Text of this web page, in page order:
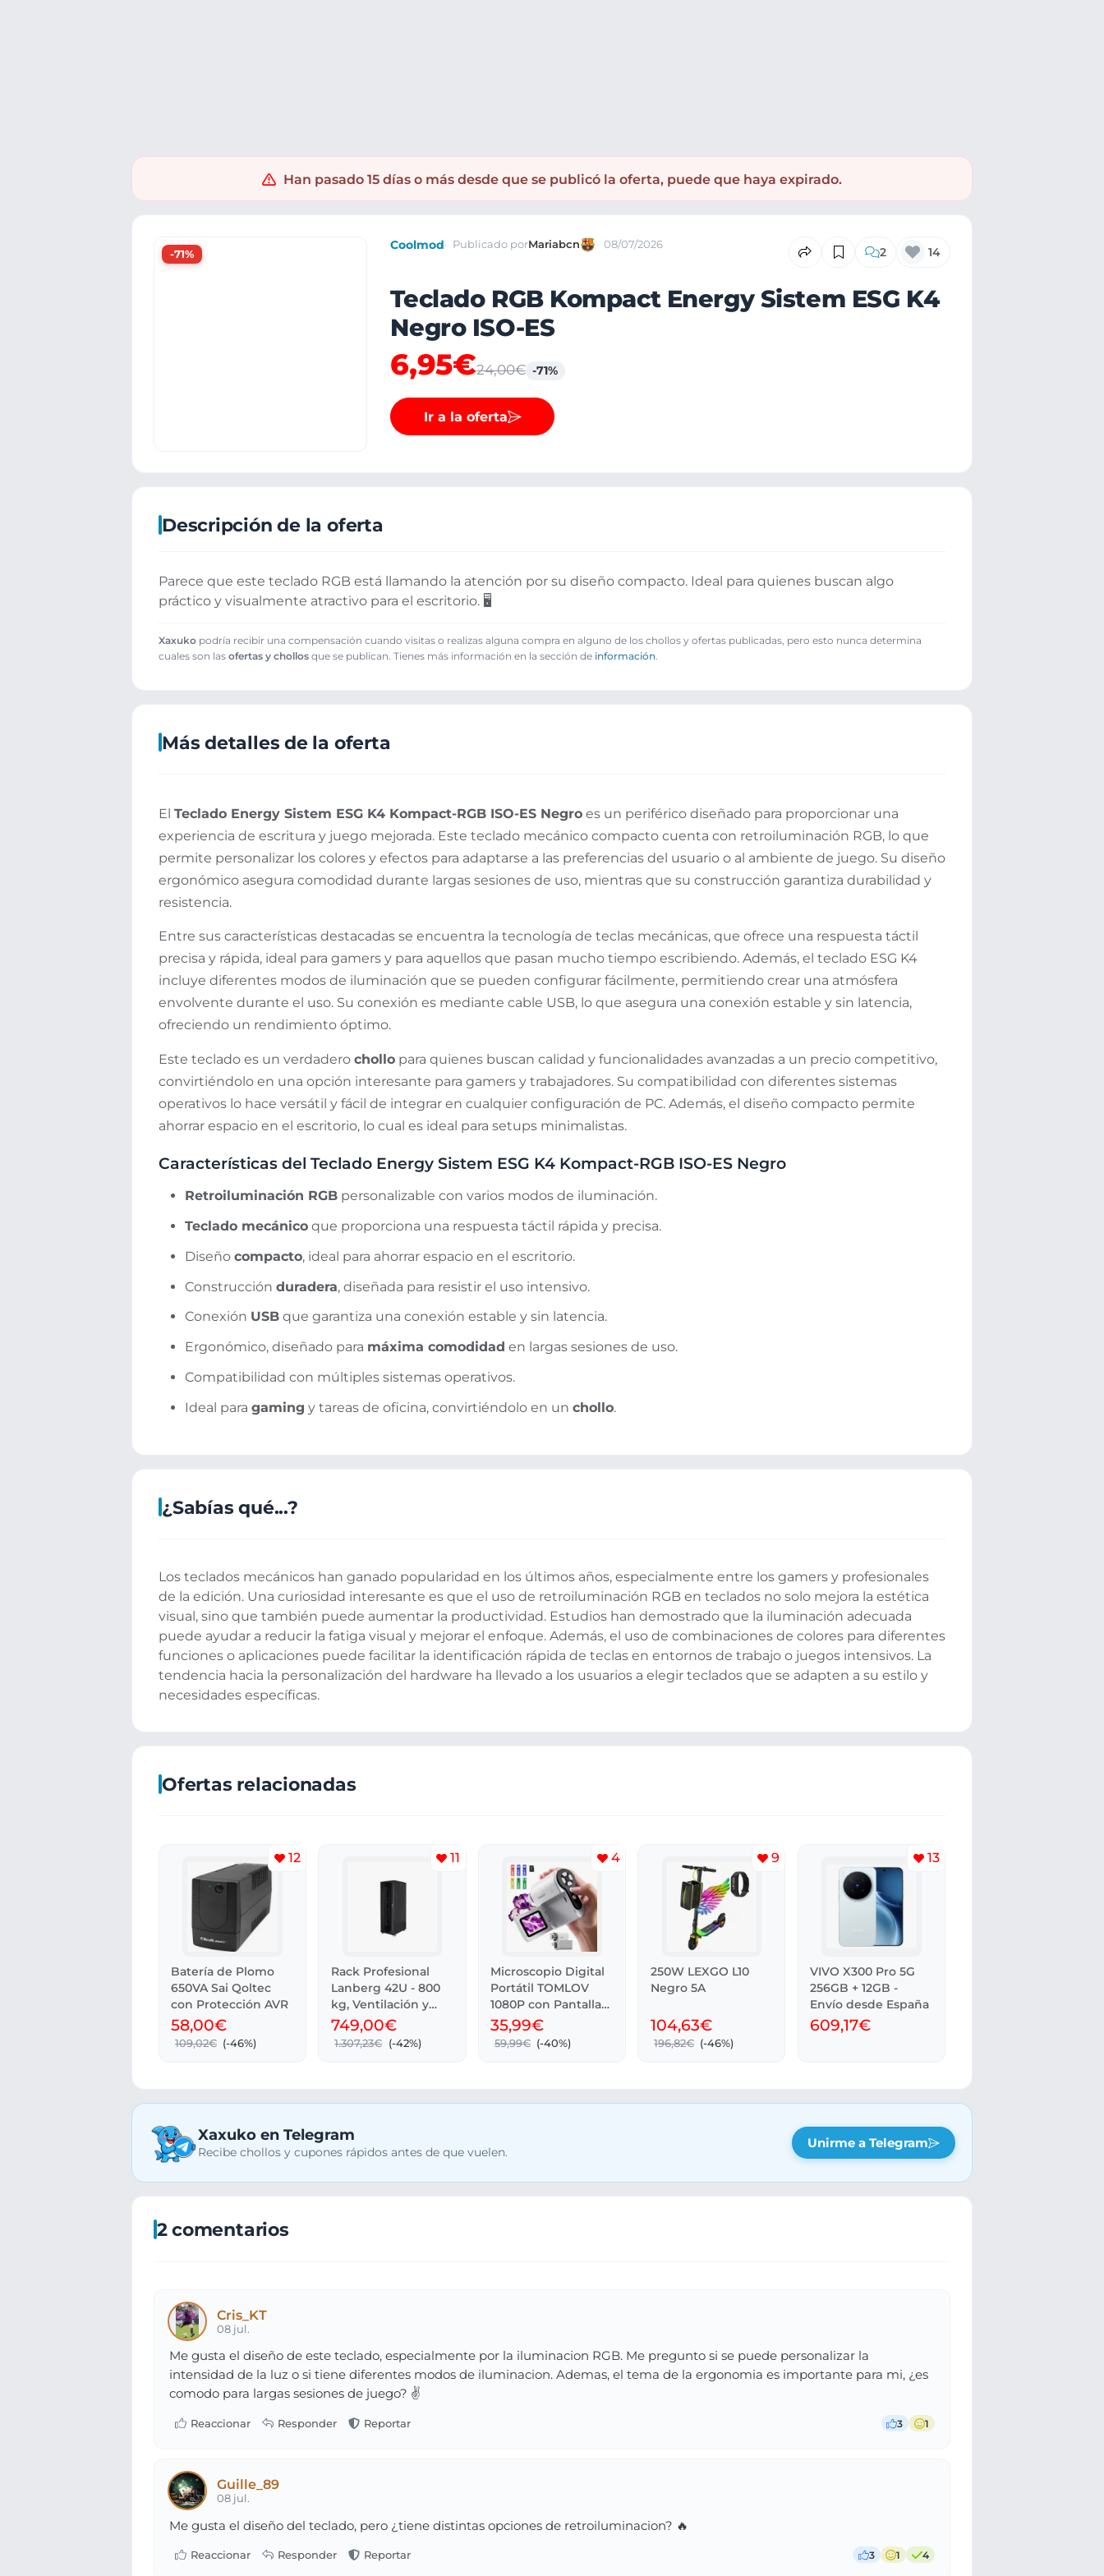
Han pasado 15 días o más desde que se publicó la oferta, puede que haya expirado.
-71%
Coolmod Publicado porMariabcn 08/07/2026 2 14
Teclado RGB Kompact Energy Sistem ESG K4
Negro ISO-ES
6,95€24,00€ -71%
Ir a la oferta
Descripción de la oferta
Parece que este teclado RGB está llamando la atención por su diseño compacto. Ideal para quienes buscan algo
práctico y visualmente atractivo para el escritorio. 🖥️
Xaxuko podría recibir una compensación cuando visitas o realizas alguna compra en alguno de los chollos y ofertas publicadas, pero esto nunca determina
cuales son las ofertas y chollos que se publican. Tienes más información en la sección de información
Más detalles de la oferta
El Teclado Energy Sistem ESG K4 Kompact-RGB ISO-ES Negro es un periférico diseñado para proporcionar una
experiencia de escritura y juego mejorada. Este teclado mecánico compacto cuenta con retroiluminación RGB, lo que
permite personalizar los colores y efectos para adaptarse a las preferencias del usuario o al ambiente de juego. Su diseño
ergonómico asegura comodidad durante largas sesiones de uso, mientras que su construcción garantiza durabilidad y
resistencia.
Entre sus características destacadas se encuentra la tecnología de teclas mecánicas, que ofrece una respuesta táctil
precisa y rápida, ideal para gamers y para aquellos que pasan mucho tiempo escribiendo. Además, el teclado ESG K4
incluye diferentes modos de iluminación que se pueden configurar fácilmente, permitiendo crear una atmósfera
envolvente durante el uso. Su conexión es mediante cable USB, lo que asegura una conexión estable y sin latencia,
ofreciendo un rendimiento óptimo.
Este teclado es un verdadero chollo para quienes buscan calidad y funcionalidades avanzadas a un precio competitivo,
convirtiéndolo en una opción interesante para gamers y trabajadores. Su compatibilidad con diferentes sistemas
operativos lo hace versátil y fácil de integrar en cualquier configuración de PC. Además, el diseño compacto permite
ahorrar espacio en el escritorio, lo cual es ideal para setups minimalistas.
Características del Teclado Energy Sistem ESG K4 Kompact-RGB ISO-ES Negro
Retroiluminación RGB personalizable con varios modos de iluminación.
Teclado mecánico que proporciona una respuesta táctil rápida y precisa.
Diseño compacto, ideal para ahorrar espacio en el escritorio.
Construcción duradera, diseñada para resistir el uso intensivo.
Conexión USB que garantiza una conexión estable y sin latencia.
Ergonómico, diseñado para máxima comodidad en largas sesiones de uso.
Compatibilidad con múltiples sistemas operativos.
Ideal para gaming y tareas de oficina, convirtiéndolo en un chollo.
¿Sabías qué...?
Los teclados mecánicos han ganado popularidad en los últimos años, especialmente entre los gamers y profesionales
de la edición. Una curiosidad interesante es que el uso de retroiluminación RGB en teclados no solo mejora la estética
visual, sino que también puede aumentar la productividad. Estudios han demostrado que la iluminación adecuada
puede ayudar a reducir la fatiga visual y mejorar el enfoque. Además, el uso de combinaciones de colores para diferentes
funciones o aplicaciones puede facilitar la identificación rápida de teclas en entornos de trabajo o juegos intensivos. La
tendencia hacia la personalización del hardware ha llevado a los usuarios a elegir teclados que se adapten a su estilo y
necesidades específicas.
Ofertas relacionadas
12
Batería de Plomo
650VA Sai Qoltec
con Protección AVR
58,00€
109,02€ (-46%)
11
Rack Profesional
Lanberg 42U - 800
kg, Ventilación y
Cristal
749,00€
1.307,23€ (-42%)
4
Microscopio Digital
Portátil TOMLOV
1080P con Pantalla
LCD 2
35,99€
59,99€ (-40%)
9
250W LEXGO L10
Negro 5A
104,63€
196,82€ (-46%)
13
VIVO X300 Pro 5G
256GB + 12GB -
Envío desde España
609,17€
Xaxuko en Telegram
Recibe chollos y cupones rápidos antes de que vuelen.
Unirme a Telegram
2 comentarios
Cris_KT
08 jul.
Me gusta el diseño de este teclado, especialmente por la iluminacion RGB. Me pregunto si se puede personalizar la
intensidad de la luz o si tiene diferentes modos de iluminacion. Ademas, el tema de la ergonomia es importante para mi, ¿es
comodo para largas sesiones de juego? ✌️
3 1
Guille_89
08 jul.
Me gusta el diseño del teclado, pero ¿tiene distintas opciones de retroiluminacion? 🔥
3 1 4